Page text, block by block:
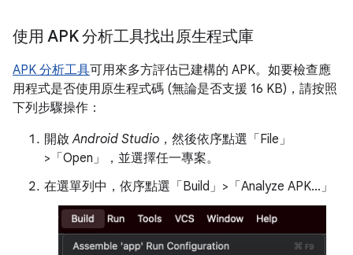
使用 APK 分析工具找出原生程式庫
APK 分析工具可用來多方評估已建構的 APK。如要檢查應
用程式是否使用原生程式碼 (無論是否支援 16 KB)，請按照
下列步驟操作：
開啟Android Studio ，然後依序點選「File」
>「Open」
，並選擇任一專案。
在選單列中，依序點選「Build」>「Analyze APK...」